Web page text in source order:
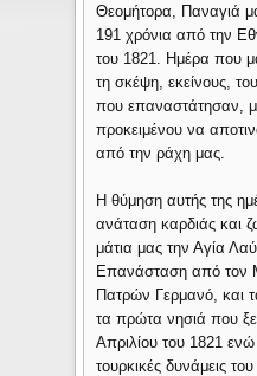
Θεομήτορα, Παναγιά
191 χρόνια από την
του 1821. Ημέρα που
τη σκέψη, εκείνους,
που επαναστάτησαν,
προκειμένου να
από την ράχη μας.
Η θύμηση αυτής της
ανάταση καρδιάς και
μάτια μας την Αγία
Επανάσταση από τον
Πατρών Γερμανό, και
τα πρώτα νησιά που
Απριλίου του 1821 ενώ
τουρκικές δυνάμεις